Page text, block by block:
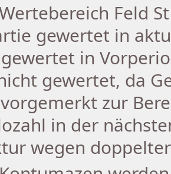
Feld
gewertet in
in
gewertet, da
zur
in der
wegen